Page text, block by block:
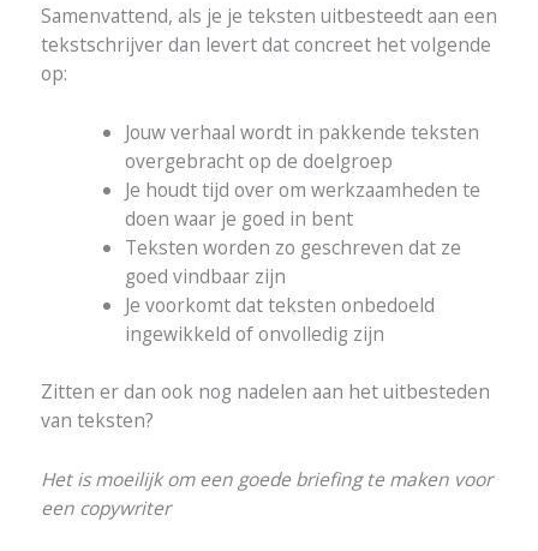
Samenvattend, als je je teksten uitbesteedt aan een
tekstschrijver dan levert dat concreet het volgende
op:
Jouw verhaal wordt in pakkende teksten
overgebracht op de doelgroep
Je houdt tijd over om werkzaamheden te
doen waar je goed in bent
Teksten worden zo geschreven dat ze
goed vindbaar zijn
Je voorkomt dat teksten onbedoeld
ingewikkeld of onvolledig zijn
Zitten er dan ook nog nadelen aan het uitbesteden
van teksten?
Het is moeilijk om een goede briefing te maken voor
een copywriter